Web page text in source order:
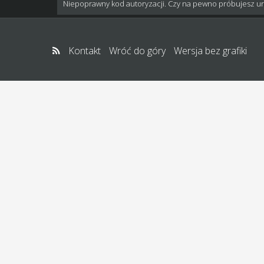
Niepoprawny kod autoryzacji. Czy na pewno próbujesz
Kontakt Wróć do góry Wersja bez grafiki